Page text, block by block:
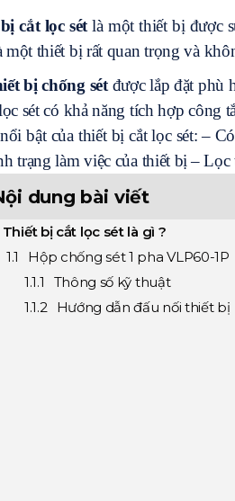
cắt lọc sét là một thiết bị được
thiết bị rất quan trọng và
bị chống sétđược lắp đặt phù
sét có khả năng tích hợp công
bật của thiết bị cắt lọc sét: –
trạng làm việc của thiết bị – Lọc
dung bài viết
Thiết bị cắt lọc sét là gì ?
Hộp chống sét 1 pha VLP60-1P
Thông số kỹ thuật
Hướng dẫn đấu nối thiết bị